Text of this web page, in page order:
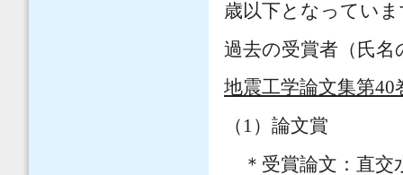
歳以下となってい
過去の受賞者（氏
地震工学論文集第40
（1）論文賞
＊受賞論文：直交